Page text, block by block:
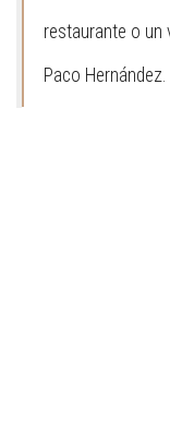
restaurante o un
Paco Hernández.